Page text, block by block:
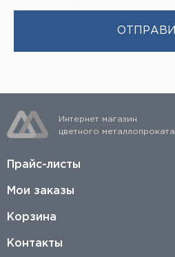
Интернет магазин
цветного металлопроката
Прайс-листы
Мои заказы
Корзина
Контакты